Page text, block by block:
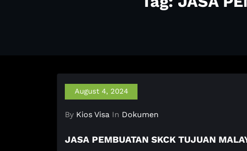
August 4, 2024
By Kios Visa In Dokumen
JASA PEMBUATAN SKCK TUJUAN